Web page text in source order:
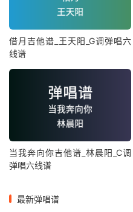
借月吉他谱_王天阳_G调弹唱六
线谱
当我奔向你吉他谱_林晨阳_C调
弹唱六线谱
最新弹唱谱